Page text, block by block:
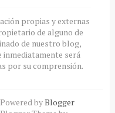
propias y externas
de alguno de
de nuestro blog,
inmediatamente será
por su comprensión.
byBlogger